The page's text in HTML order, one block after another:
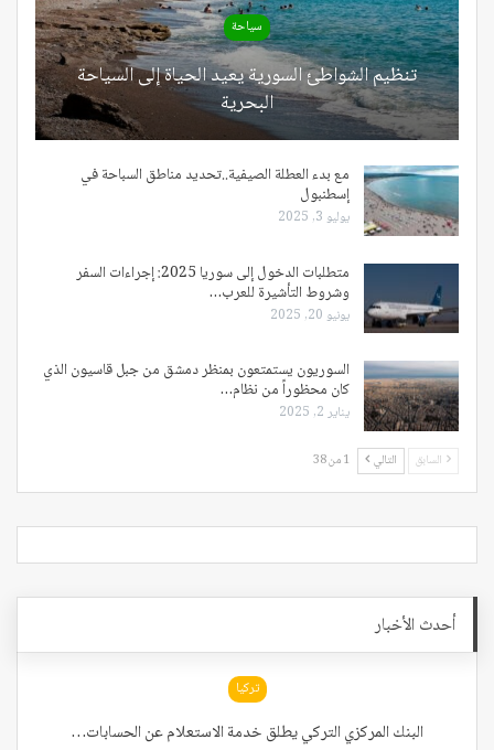
سياحة
تنظيم الشواطئ السورية يعيد الحياة إلى السياحة
البحرية
مع بدء العطلة الصيفية..تحديد مناطق السباحة في
إسطنبول
يوليو 3, 2025
متطلبات الدخول إلى سوريا 2025: إجراءات السفر
وشروط التأشيرة للعرب…
يونيو 20, 2025
السوريون يستمتعون بمنظر دمشق من جبل قاسيون الذي
كان محظوراً من نظام…
يناير 2, 2025
السابق التالي 1 من 38
أحدث الأخبار
تركيا
البنك المركزي التركي يطلق خدمة الاستعلام عن الحسابات…